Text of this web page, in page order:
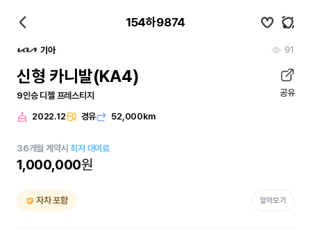
154하9874
기아 91
신형 카니발(KA4)
9인승 디젤 프레스티지 공유
2022.12 경유 52,000km
36개월 계약시최저 대여료
1,000,000원
자차 포함 알아보기